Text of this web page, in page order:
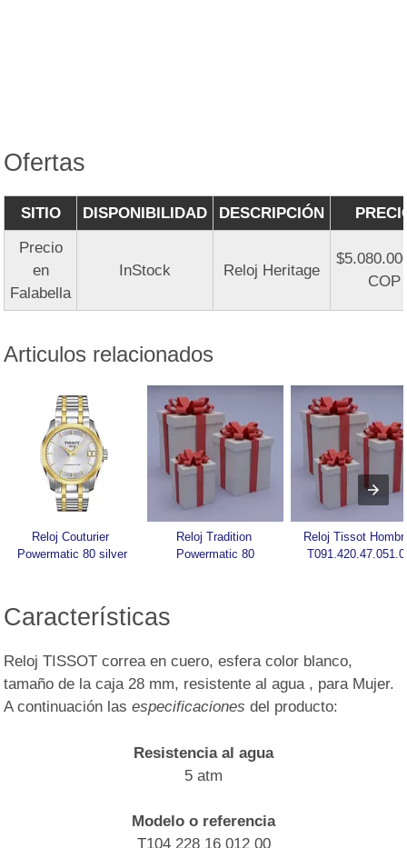
Ofertas
SITIO DISPONIBILIDAD DESCRIPCIÓN
Precio
en
Falabella
InStock Reloj Heritage
COP
Articulos relacionados
Reloj Couturier
Powermatic 80 silver
Reloj Tradition
Powermatic 80
Reloj Tissot
Características
Reloj TISSOT correa en cuero, esfera color blanco,
tamaño de la caja 28 mm, resistente al agua , para Mujer.
A continuación lasespecificaciones del producto:
Resistencia al agua
5 atm
Modelo o referencia
T104 228 16 012 00